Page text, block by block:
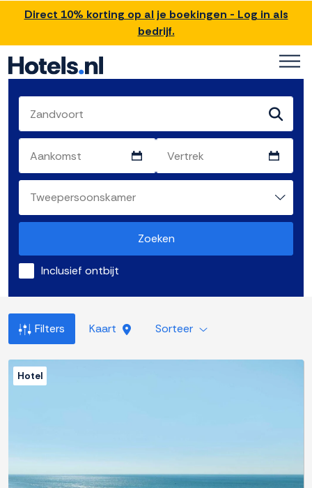
Direct 10% korting op al je boekingen - Log in als
bedrijf.
Zoeken
Inclusief ontbijt
Filters Kaart Sorteer
Hotel